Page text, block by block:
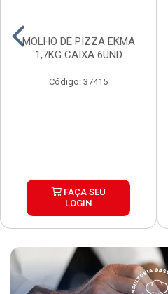
MOLHO DE PIZZA EKMA
1,7KG CAIXA 6UND
Código: 37415
FAÇA SEU
LOGIN